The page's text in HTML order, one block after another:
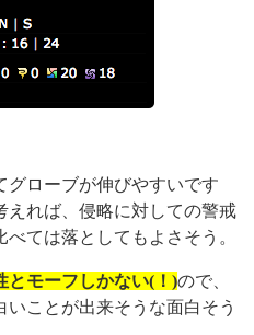
グローブが伸びやすいです
えれば、侵略に対しての警戒
ては落としてもよさそう。
とモーフしかない(！)ので、
ことが出来そうな面白そう